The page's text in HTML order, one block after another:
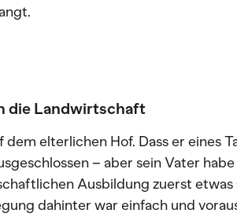
die Landwirtschaft
elterlichen Hof. Dass er eines
– aber sein Vater
Ausbildung zuerst etwas
dahinter war einfach und